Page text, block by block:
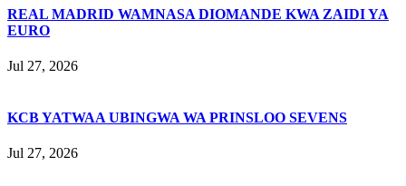
REAL MADRID WAMNASA DIOMANDE KWA ZAIDI YA
EURO
Jul 27, 2026
KCB YATWAA UBINGWA WA PRINSLOO SEVENS
Jul 27, 2026